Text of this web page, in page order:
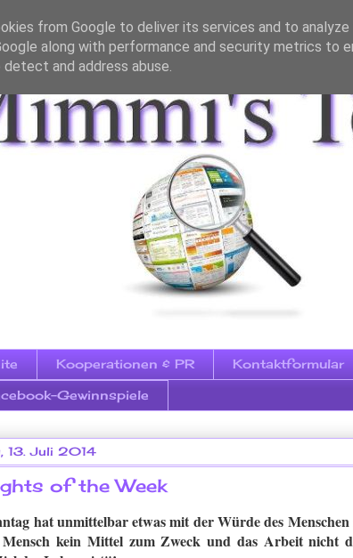
Kooperationen & PR Kontaktformular
Gewinnspiele
13. Juli 2014
of the Week
hat unmittelbar etwas mit der Würde des
Mensch kein Mittel zum Zweck und das Arbeit nicht
from Google to deliver its services and to
along with performance and security metrics to
and address abuse.